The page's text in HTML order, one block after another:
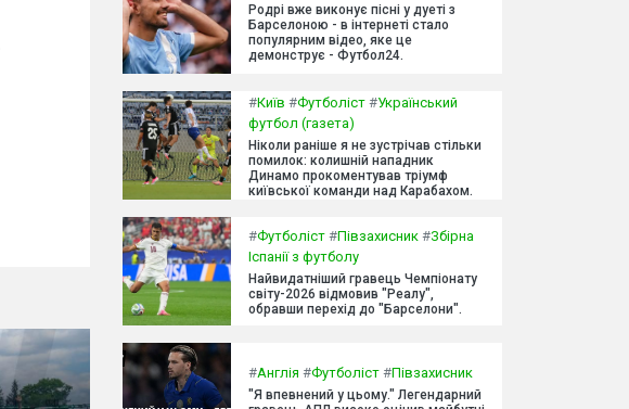
Родрі вже виконує пісні у дуеті з
Барселоною - в інтернеті стало
популярним відео, яке це
демонструє - Футбол24.
#Київ #Футболіст #Український
футбол (газета)
Ніколи раніше я не зустрічав стільки
помилок: колишній нападник
Динамо прокоментував тріумф
київської команди над Карабахом.
#Футболіст #Півзахисник #Збірна
Іспанії з футболу
Найвидатніший гравець Чемпіонату
світу-2026 відмовив "Реалу",
обравши перехід до "Барселони".
#Англія #Футболіст #Півзахисник
"Я впевнений у цьому." Легендарний